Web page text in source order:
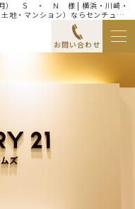
月） Ｓ ・ Ｎ 様 | 横浜・川崎・
地・マンション）ならセンチュリ
お問い合わせ